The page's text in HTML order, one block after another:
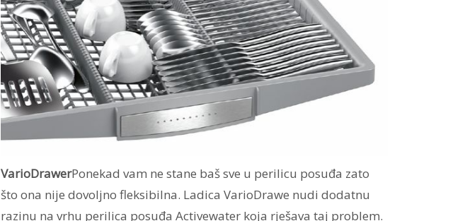
VarioDrawerPonekad vam ne stane baš sve u perilicu posuđa zato
što ona nije dovoljno fleksibilna. Ladica VarioDrawe nudi dodatnu
razinu na vrhu perilica posuđa Activewater koja rješava taj problem.